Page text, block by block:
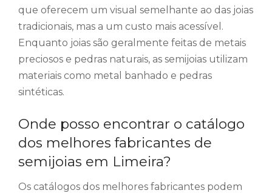
que oferecem um visual semelhante ao das joias
tradicionais, mas a um custo mais acessível.
Enquanto joias são geralmente feitas de metais
preciosos e pedras naturais, as semijoias utilizam
materiais como metal banhado e pedras
sintéticas.
Onde posso encontrar o catálogo
dos melhores fabricantes de
semijoias em Limeira?
Os catálogos dos melhores fabricantes podem